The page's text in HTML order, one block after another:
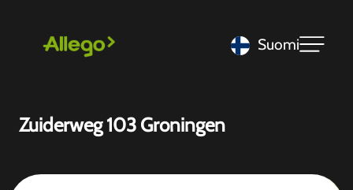
Suomi
Zuiderweg 103 Groningen